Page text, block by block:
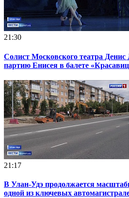
21:30
Солист Московского театра
партию Енисея в балете
21:17
В Улан-Удэ продолжается
одной из ключевых